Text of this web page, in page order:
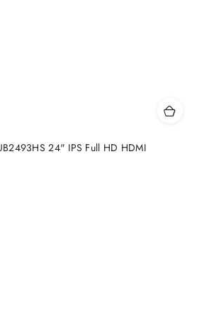
24" IPS Full HD HDMI